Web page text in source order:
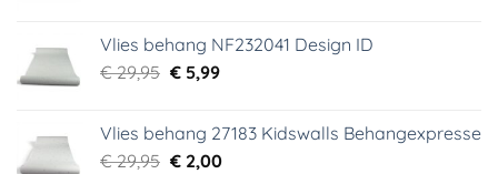
€ 29,95.€ 3,99.
Vlies behang NF232041 Design ID
€29,95 Oorspronkelijke
€ 29,95.
€5,99Huidige
€ 5,99.
Vlies behang 27183 Kidswalls Behangexpresse
€29,95 Oorspronkelijke
€2,00Huidige